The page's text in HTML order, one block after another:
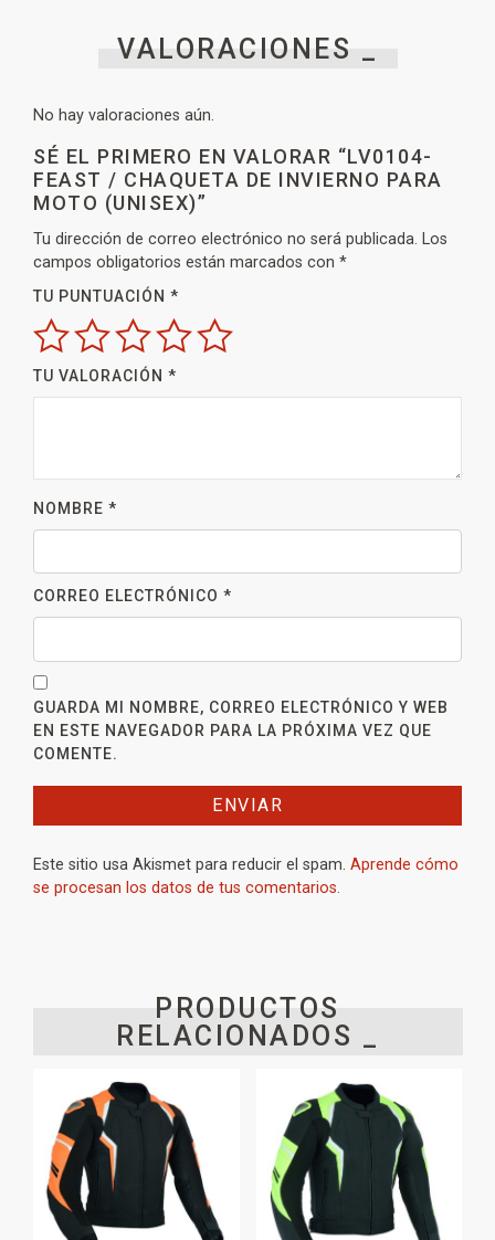
VALORACIONES _
No hay valoraciones aún.
SÉ EL PRIMERO EN VALORAR “LV0104-
FEAST / CHAQUETA DE INVIERNO PARA
MOTO (UNISEX)”
Tu dirección de correo electrónico no será publicada. Los
campos obligatorios están marcados con *
TU PUNTUACIÓN *
TU VALORACIÓN *
NOMBRE *
CORREO ELECTRÓNICO *
GUARDA MI NOMBRE, CORREO ELECTRÓNICO Y WEB
EN ESTE NAVEGADOR PARA LA PRÓXIMA VEZ QUE
COMENTE.
Este sitio usa Akismet para reducir el spam. Aprende cómo
se procesan los datos de tus comentarios.
PRODUCTOS
RELACIONADOS _